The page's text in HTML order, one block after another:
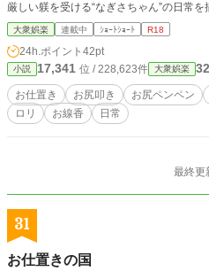
厳しい躾を受ける“なぎさちゃん”の日常を
大衆娯楽 連載中 ｼｮｰﾄｼｮｰﾄ R18
24h.ポイント 42pt
小説 17,341 位 / 228,623件 大衆娯楽
お仕置き お尻叩き お尻ペンペン
ロリ
お線香 日常
最終更
31
お仕置きの国